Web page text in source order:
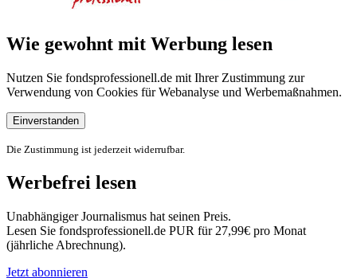
Wie gewohnt mit Werbung lesen
Nutzen Sie fondsprofessionell.de mit Ihrer Zustimmung zur
Verwendung von Cookies für Webanalyse und Werbemaßnahmen.
Einverstanden
Die Zustimmung ist jederzeit widerrufbar.
Werbefrei lesen
Unabhängiger Journalismus hat seinen Preis.
Lesen Sie fondsprofessionell.de PUR für 27,99€ pro Monat
(jährliche Abrechnung).
Jetzt abonnieren